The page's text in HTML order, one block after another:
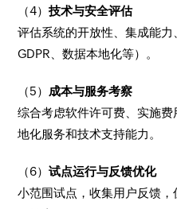
（4）技术与安全评估
评估系统的开放性、集成能
GDPR、数据本地化等）。
（5） 成本与服务考察
综合考虑软件许可费、实施
地化服务和技术支持能力。
（6）试点运行与反馈优化
小范围试点，收集用户反馈